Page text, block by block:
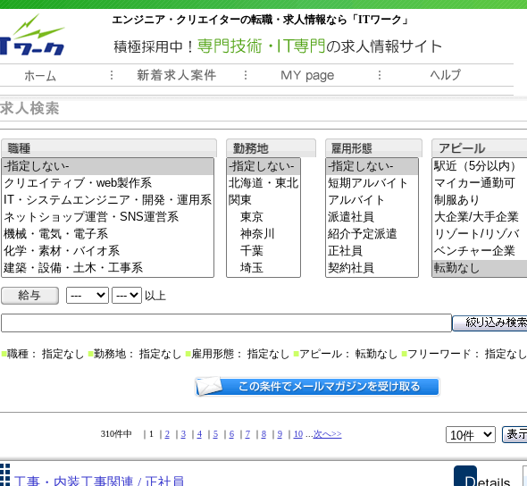
エンジニア・クリエイターの転職・求人情報なら「ITワーク」
常時3000件以上の求人情報掲載中
以上
■職種： 指定なし ■勤務地： 指定なし ■雇用形態： 指定なし ■アピール： 転勤なし ■フリーワード： 指定なし
310件中 ｜1 ｜ 2｜ 3｜ 4｜ 5｜ 6｜ 7｜ 8｜ 9｜ 10... 次へ>>
工事・内装工事関連 / 正社員